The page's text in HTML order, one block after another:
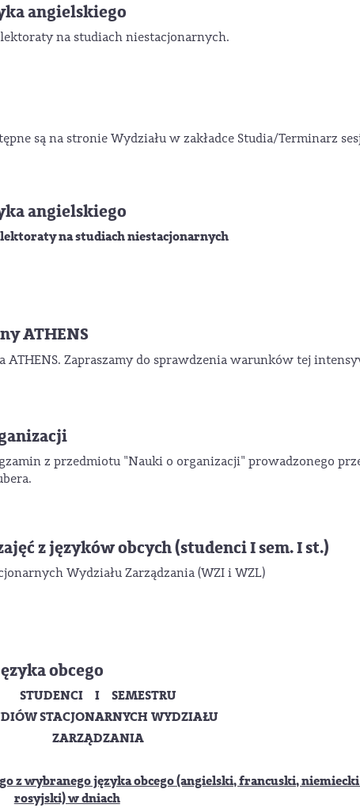
angielskiego
na studiach niestacjonarnych.
są na stronie Wydziału w zakładce Studia/Terminarz
angielskiego
na studiach niestacjonarnych
ATHENS
ATHENS. Zapraszamy do sprawdzenia warunków tej
z przedmiotu "Nauki o organizacji" prowadzonego
z języków obcych (studenci I sem. I st.)
Wydziału Zarządzania (WZI i WZL)
obcego
STUDENCI I SEMESTRU
STACJONARNYCH WYDZIAŁU
ZARZĄDZANIA
z wybranego języka obcego (angielski, francuski,
rosyjski) w dniach